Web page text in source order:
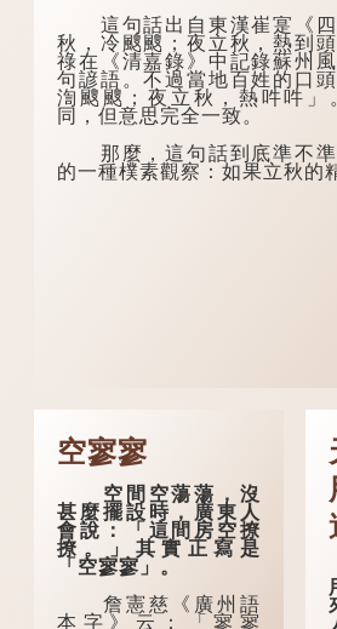
這句話出自東漢崔寔《四
秋，冷颼颼；夜立秋，熱到
祿在《清嘉錄》中記錄蘇州
句諺語。不過當地百姓的口
渹颼颼；夜立秋，熱吽吽」
同，但意思完全一致。
那麼，這句話到底準不準
的一種樸素觀察：如果立秋的
空寥寥
空間空蕩蕩，沒
甚麼擺設時，廣東人
會說：「這間房空撩
撩。」其實正寫是
「空寥寥」。
詹憲慈《廣州語
本字》云：「寥寥